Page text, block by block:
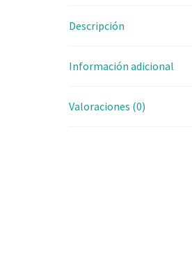
Descripción
Información adicional
Valoraciones (0)